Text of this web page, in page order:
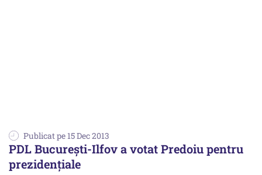
Publicat pe 15 Dec 2013
PDL București-Ilfov a votat Predoiu pentru
prezidențiale